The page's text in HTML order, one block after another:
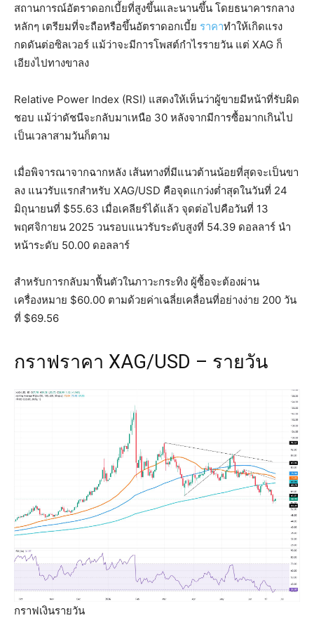
สถานการณ์อัตราดอกเบี้ยที่สูงขึ้นและนานขึ้น โดยธนาคารกลาง
หลักๆ เตรียมที่จะถือหรือขึ้นอัตราดอกเบี้ย ราคาทำให้เกิดแรง
กดดันต่อซิลเวอร์ แม้ว่าจะมีการโพสต์กำไรรายวัน แต่ XAG ก็
เอียงไปทางขาลง
Relative Power Index (RSI) แสดงให้เห็นว่าผู้ขายมีหน้าที่รับผิด
ชอบ แม้ว่าดัชนีจะกลับมาเหนือ 30 หลังจากมีการซื้อมากเกินไป
เป็นเวลาสามวันก็ตาม
เมื่อพิจารณาจากฉากหลัง เส้นทางที่มีแนวต้านน้อยที่สุดจะเป็นขา
ลง แนวรับแรกสำหรับ XAG/USD คือจุดแกว่งต่ำสุดในวันที่ 24
มิถุนายนที่ $55.63 เมื่อเคลียร์ได้แล้ว จุดต่อไปคือวันที่ 13
พฤศจิกายน 2025 วนรอบแนวรับระดับสูงที่ 54.39 ดอลลาร์ นำ
หน้าระดับ 50.00 ดอลลาร์
สำหรับการกลับมาฟื้นตัวในภาวะกระทิง ผู้ซื้อจะต้องผ่าน
เครื่องหมาย $60.00 ตามด้วยค่าเฉลี่ยเคลื่อนที่อย่างง่าย 200 วัน
ที่ $69.56
กราฟราคา XAG/USD – รายวัน
กราฟเงินรายวัน